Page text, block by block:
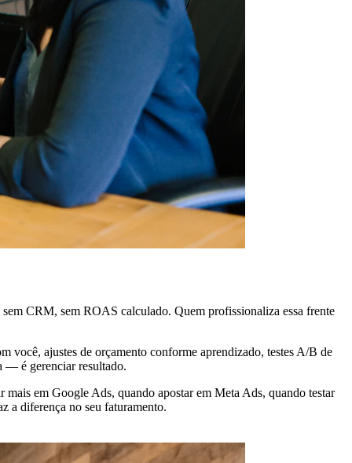
CRM, sem ROAS calculado. Quem profissionaliza essa frente
você, ajustes de orçamento conforme aprendizado, testes A/B de
— é gerenciar resultado.
em Google Ads, quando apostar em Meta Ads, quando testar
a diferença no seu faturamento.